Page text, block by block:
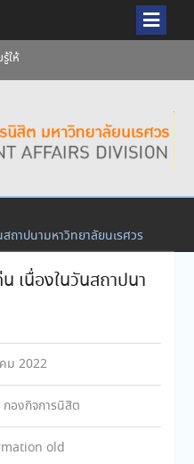
ลัย
ารับ
ศวร
ถาปนามหาวิทยาลัยนเรศวร
เนื่องในวันสถาปนา
ม 2022
องกิจการนิสิต
old